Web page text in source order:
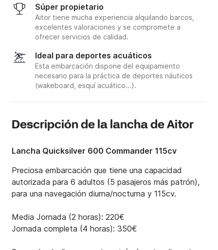
Súper propietario
Aitor tiene mucha experiencia alquilando barcos,
excelentes valoraciones y se compromete a
ofrecer servicios de calidad.
Ideal para deportes acuáticos
Esta embarcación dispone del equipamiento
necesario para la práctica de deportes náuticos
(wakeboard, esquí acuático...).
Descripción de la lancha de Aitor
Lancha Quicksilver 600 Commander 115cv
Preciosa embarcación que tiene una capacidad
autorizada para 6 adultos (5 pasajeros más patrón),
para una navegación diurna/nocturna y 115cv.
Media Jornada (2 horas): 220€
Jornada completa (4 horas): 350€